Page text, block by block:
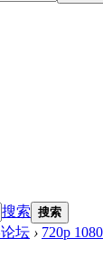
搜索 搜索
坛 › 720p